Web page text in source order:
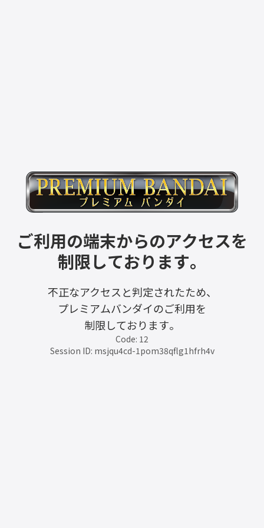
ご利用の端末からのアクセスを
制限しております。
不正なアクセスと判定されたため、
プレミアムバンダイのご利用を
制限しております。
Code: 12
Session ID: msjqu4cd-1pom38qflg1hfrh4v